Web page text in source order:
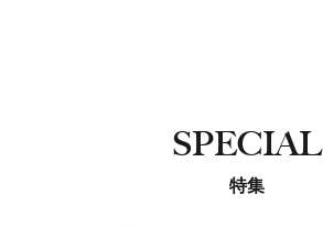
SPECIAL
特集